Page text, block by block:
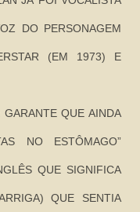
DO PERSONAGEM
(EM 1973) E
QUE AINDA
NO ESTÔMAGO”
QUE SIGNIFICA
QUE SENTIA